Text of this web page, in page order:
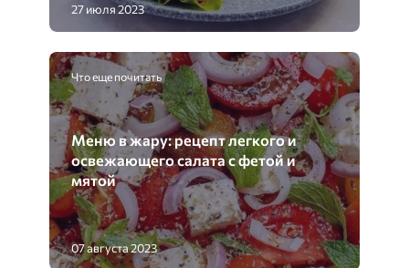
27 июля 2023
Что еще почитать
Меню в жару: рецепт легкого и
освежающего салата с фетой и
мятой
07 августа 2023